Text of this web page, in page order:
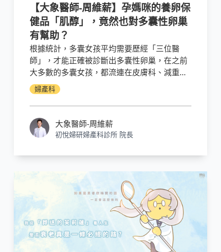
【大象醫師-周維薪】孕媽咪的養卵保
健品「肌醇」，竟然也對多囊性卵巢
有幫助？
根據統計，多囊女孩平均需要歷經「三位醫
師」，才能正確被診斷出多囊性卵巢，在之前
大多數的多囊女孩，都流連在皮膚科、減重門
診，甚至是健身房、營養教室等地方，花費大
筆金錢與時間，卻找不到自己痘痘跟肥胖的原
因。
婦產科
大象醫師-周維薪
初悅婦研婦產科診所 院長